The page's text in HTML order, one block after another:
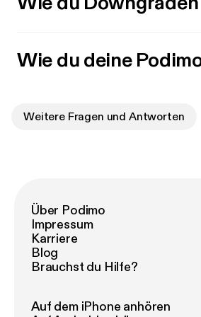
Wie du deine
Weitere Fragen und Antworten
Über Podimo
Impressum
Karriere
Blog
Brauchst du Hilfe?
Auf dem iPhone anhören